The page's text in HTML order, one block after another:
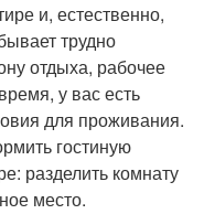
и, естественно,
трудно
отдыха, рабочее
у вас есть
для проживания.
гостиную
разделить комнату
место.